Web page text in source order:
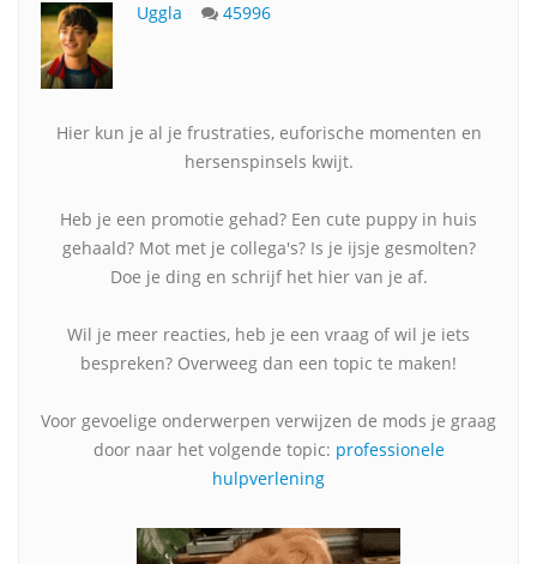
Uggla 45996
Hier kun je al je frustraties, euforische momenten en
hersenspinsels kwijt.
Heb je een promotie gehad? Een cute puppy in huis
gehaald? Mot met je collega's? Is je ijsje gesmolten?
Doe je ding en schrijf het hier van je af.
Wil je meer reacties, heb je een vraag of wil je iets
bespreken? Overweeg dan een topic te maken!
Voor gevoelige onderwerpen verwijzen de mods je graag
door naar het volgende topic: professionele
hulpverlening